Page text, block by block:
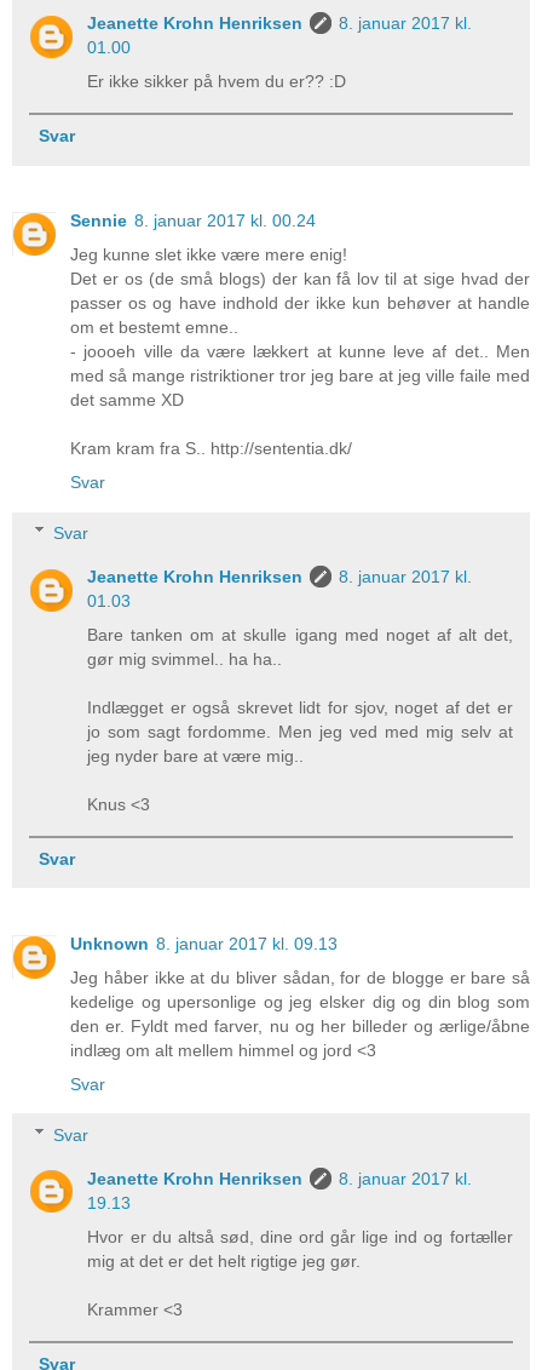
Jeanette Krohn Henriksen
8. januar 2017 kl.
01.00
Er ikke sikker på hvem du er?? :D
Svar
Sennie 8. januar 2017 kl. 00.24
Jeg kunne slet ikke være mere enig!
Det er os (de små blogs) der kan få lov til at sige hvad der
passer os og have indhold der ikke kun behøver at handle
om et bestemt emne..
- joooeh ville da være lækkert at kunne leve af det.. Men
med så mange ristriktioner tror jeg bare at jeg ville faile med
det samme XD
Kram kram fra S.. http://sententia.dk/
Svar
Svar
Jeanette Krohn Henriksen
8. januar 2017 kl.
01.03
Bare tanken om at skulle igang med noget af alt det,
gør mig svimmel.. ha ha..
Indlægget er også skrevet lidt for sjov, noget af det er
jo som sagt fordomme. Men jeg ved med mig selv at
jeg nyder bare at være mig..
Knus <3
Svar
Unknown 8. januar 2017 kl. 09.13
Jeg håber ikke at du bliver sådan, for de blogge er bare så
kedelige og upersonlige og jeg elsker dig og din blog som
den er. Fyldt med farver, nu og her billeder og ærlige/åbne
indlæg om alt mellem himmel og jord <3
Svar
Svar
Jeanette Krohn Henriksen
8. januar 2017 kl.
19.13
Hvor er du altså sød, dine ord går lige ind og fortæller
mig at det er det helt rigtige jeg gør.
Krammer <3
Svar